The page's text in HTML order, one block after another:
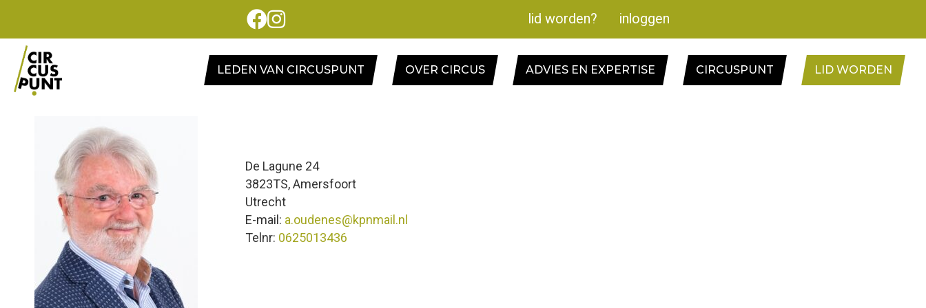
lid worden? inloggen
LEDEN VAN CIRCUSPUNT OVER CIRCUS ADVIES EN EXPERTISE CIRCUSPUNT LID WORDEN
De Lagune 24
3823TS, Amersfoort
Utrecht
E-mail: a.oudenes@kpnmail.nl
Telnr: 0625013436